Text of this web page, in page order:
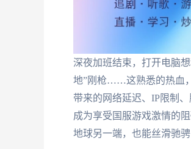
深夜加班结束，打开电脑
地”刚枪……这熟悉的热血
带来的网络延迟、IP限制
成为享受国服游戏激情的
地球另一端，也能丝滑驰